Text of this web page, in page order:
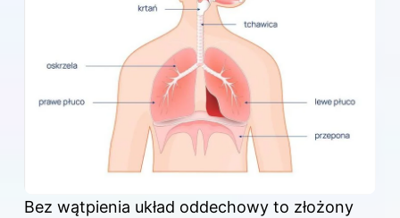
Bez wątpienia układ oddechowy to złożony